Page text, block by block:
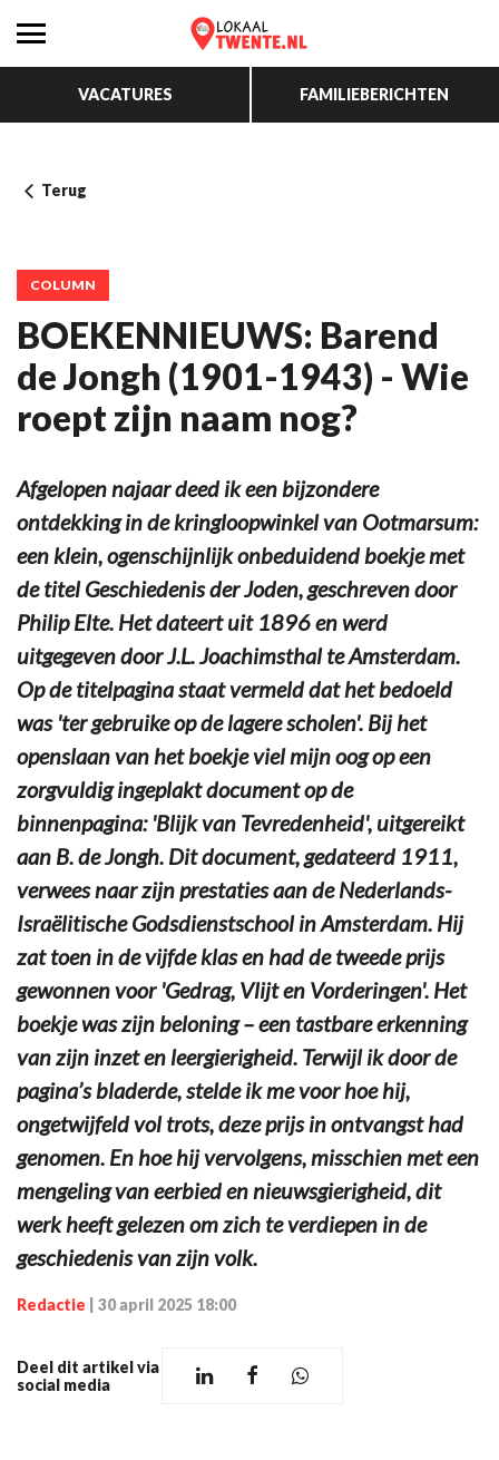
VACATURES FAMILIEBERICHTEN
Terug
COLUMN
BOEKENNIEUWS: Barend
de Jongh (1901-1943) - Wie
roept zijn naam nog?
Afgelopen najaar deed ik een bijzondere
ontdekking in de kringloopwinkel van Ootmarsum:
een klein, ogenschijnlijk onbeduidend boekje met
de titel Geschiedenis der Joden, geschreven door
Philip Elte. Het dateert uit 1896 en werd
uitgegeven door J.L. Joachimsthal te Amsterdam.
Op de titelpagina staat vermeld dat het bedoeld
was 'ter gebruike op de lagere scholen'. Bij het
openslaan van het boekje viel mijn oog op een
zorgvuldig ingeplakt document op de
binnenpagina: 'Blijk van Tevredenheid', uitgereikt
aan B. de Jongh. Dit document, gedateerd 1911,
verwees naar zijn prestaties aan de Nederlands-
Israëlitische Godsdienstschool in Amsterdam. Hij
zat toen in de vijfde klas en had de tweede prijs
gewonnen voor 'Gedrag, Vlijt en Vorderingen'. Het
boekje was zijn beloning – een tastbare erkenning
van zijn inzet en leergierigheid. Terwijl ik door de
pagina’s bladerde, stelde ik me voor hoe hij,
ongetwijfeld vol trots, deze prijs in ontvangst had
genomen. En hoe hij vervolgens, misschien met een
mengeling van eerbied en nieuwsgierigheid, dit
werk heeft gelezen om zich te verdiepen in de
geschiedenis van zijn volk.
Redactie 30 april 2025 18:00
Deel dit artikel via
social media